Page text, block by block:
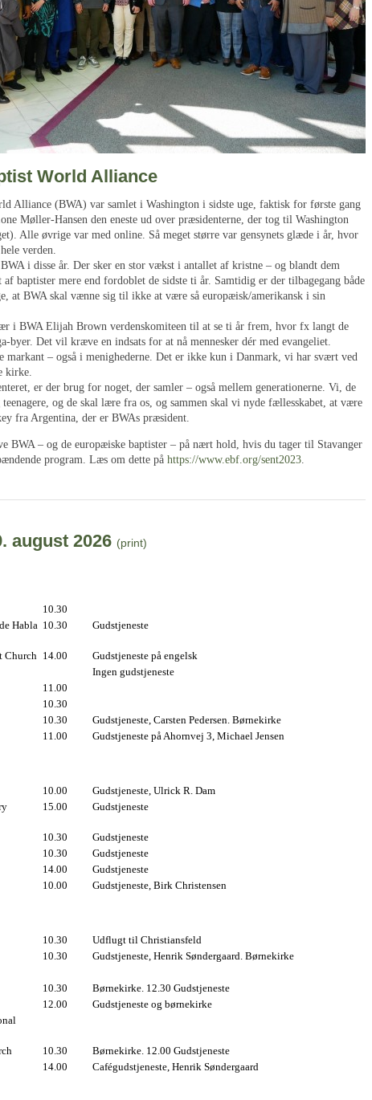
World Alliance
Alliance (BWA) var samlet i Washington i sidste uge, faktisk for første gang
Møller-Hansen den eneste ud over præsidenterne, der tog til Washington
Alle øvrige var med online. Så meget større var gensynets glæde i år, hvor
verden.
i disse år. Der sker en stor vækst i antallet af kristne – og blandt dem
baptister mere end fordoblet de sidste ti år. Samtidig er der tilbagegang både
at BWA skal vænne sig til ikke at være så europæisk/amerikansk i sin
i BWA Elijah Brown verdenskomiteen til at se ti år frem, hvor fx langt de
byer. Det vil kræve en indsats for at nå mennesker dér med evangeliet.
markant – også i menighederne. Det er ikke kun i Danmark, vi har svært ved
kirke.
er der brug for noget, der samler – også mellem generationerne. Vi, de
og de skal lære fra os, og sammen skal vi nyde fællesskabet, at være
fra Argentina, der er BWAs præsident.
BWA – og de europæiske baptister – på nært hold, hvis du tager til Stavanger
program. Læs om dette på https://www.ebf.org/sent2023.
august 2026 (print)
10.30
Habla 10.30 Gudstjeneste
Church 14.00
Gudstjeneste på engelsk
Ingen gudstjeneste
11.00
10.30
10.30
Gudstjeneste, Carsten Pedersen. Børnekirke
11.00 Gudstjeneste på Ahornvej 3, Michael Jensen
10.00
Gudstjeneste, Ulrick R. Dam
15.00 Gudstjeneste
10.30
Gudstjeneste
10.30
Gudstjeneste
14.00
Gudstjeneste
10.00 Gudstjeneste, Birk Christensen
10.30
Udflugt til Christiansfeld
10.30
Gudstjeneste, Henrik Søndergaard. Børnekirke
10.30
Børnekirke. 12.30 Gudstjeneste
12.00
Gudstjeneste og børnekirke
10.30
Børnekirke. 12.00 Gudstjeneste
14.00 Cafégudstjeneste, Henrik Søndergaard